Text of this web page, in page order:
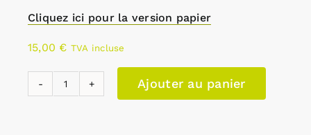
Cliquez ici pour la version papier
15,00 € TVA incluse
Ajouter au panier